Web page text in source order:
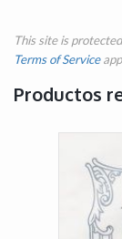
This site is
Terms of Service
Productos